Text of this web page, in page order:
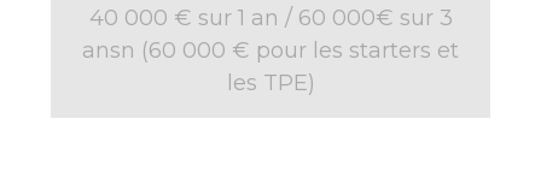
40 000 € sur 1 an / 60 000€ sur 3
ansn (60 000 € pour les starters et
les TPE)